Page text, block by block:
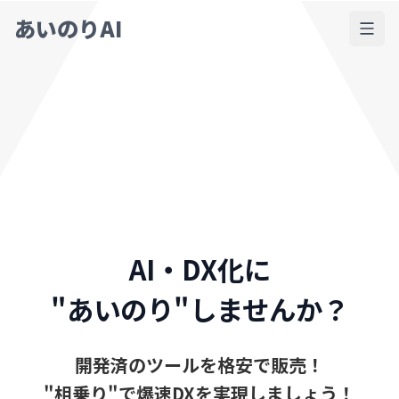
あいのりAI
AI・DX化に
"あいのり"しませんか？
開発済のツールを格安で販売！
"相乗り"で爆速DXを実現しましょう！